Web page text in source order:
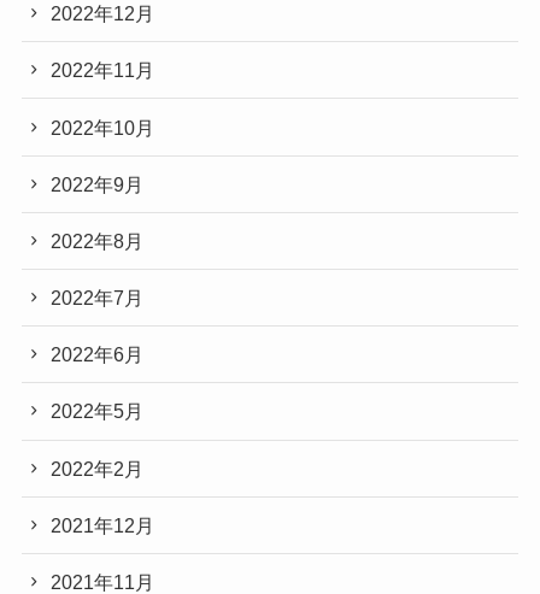
2022年12月
2022年11月
2022年10月
2022年9月
2022年8月
2022年7月
2022年6月
2022年5月
2022年2月
2021年12月
2021年11月